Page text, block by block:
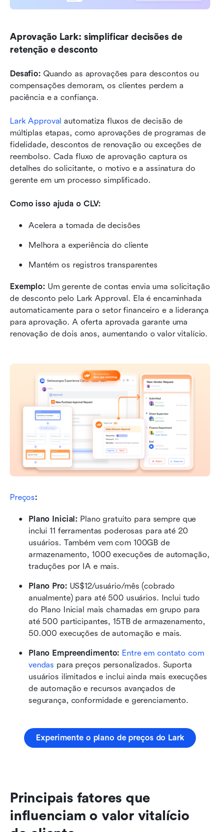
Aprovação Lark: simplificar decisões de
retenção e desconto
Desafio: Quando as aprovações para descontos ou
compensações demoram, os clientes perdem a
paciência e a confiança.
Lark Approval automatiza fluxos de decisão de
múltiplas etapas, como aprovações de programas de
fidelidade, descontos de renovação ou exceções de
reembolso. Cada fluxo de aprovação captura os
detalhes do solicitante, o motivo e a assinatura do
gerente em um processo simplificado.
Como isso ajuda o CLV:
Acelera a tomada de decisões
Melhora a experiência do cliente
Mantém os registros transparentes
Exemplo: Um gerente de contas envia uma solicitação
de desconto pelo Lark Approval. Ela é encaminhada
automaticamente para o setor financeiro e a liderança
para aprovação. A oferta aprovada garante uma
renovação de dois anos, aumentando o valor vitalício.
Preços:
Plano Inicial: Plano gratuito para sempre que
inclui 11 ferramentas poderosas para até 20
usuários. Também vem com 100GB de
armazenamento, 1000 execuções de automação,
traduções por IA e mais.
Plano Pro: US$12/usuário/mês (cobrado
anualmente) para até 500 usuários. Inclui tudo
do Plano Inicial mais chamadas em grupo para
até 500 participantes, 15TB de armazenamento,
50.000 execuções de automação e mais.
Plano Empreendimento: Entre em contato com
vendas para preços personalizados. Suporta
usuários ilimitados e inclui ainda mais execuções
de automação e recursos avançados de
segurança, conformidade e gerenciamento.
Experimente o plano de preços do Lark
Principais fatores que
influenciam o valor vitalício